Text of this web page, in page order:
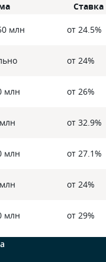
Ставка
млн от 24.5%
от 24%
млн от 26%
от 32.9%
млн от 27.1%
от 24%
млн от 29%